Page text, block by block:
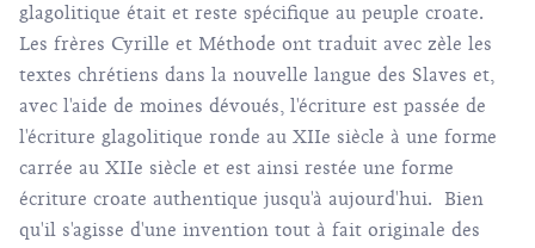
glagolitique était et reste spécifique au peuple croate.
Les frères Cyrille et Méthode ont traduit avec zèle les
textes chrétiens dans la nouvelle langue des Slaves et,
avec l'aide de moines dévoués, l'écriture est passée de
l'écriture glagolitique ronde au XIIe siècle à une forme
carrée au XIIe siècle et est ainsi restée une forme
écriture croate authentique jusqu'à aujourd'hui. Bien
qu'il s'agisse d'une invention tout à fait originale des